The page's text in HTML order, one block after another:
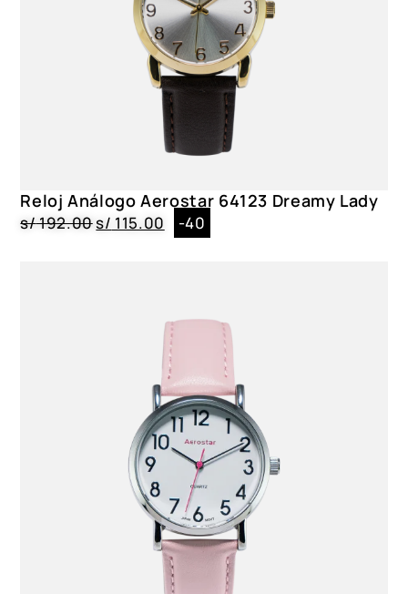
Reloj Análogo Aerostar 64123 Dreamy Lady
s/192.00s/ 115.00 -40